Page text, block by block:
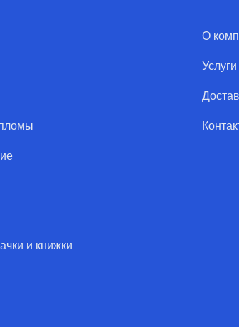
и книжки
О
Услуги